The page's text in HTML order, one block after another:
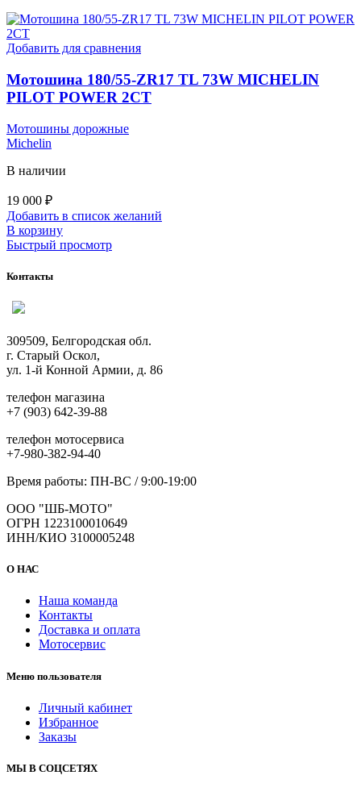
Добавить для сравнения
Мотошина 180/55-ZR17 TL 73W MICHELIN
PILOT POWER 2CT
Мотошины дорожные
Michelin
В наличии
19 000 ₽
Добавить в список желаний
В корзину
Быстрый просмотр
Контакты
309509, Белгородская обл.
г. Старый Оскол,
ул. 1-й Конной Армии, д. 86
телефон магазина
+7 (903) 642-39-88
телефон мотосервиса
+7-980-382-94-40
Время работы: ПН-ВС / 9:00-19:00
ООО "ШБ-МОТО"
ОГРН 1223100010649
ИНН/КИО 3100005248
О НАС
Наша команда
Контакты
Доставка и оплата
Мотосервис
Меню пользователя
Личный кабинет
Избранное
Заказы
МЫ В СОЦСЕТЯХ